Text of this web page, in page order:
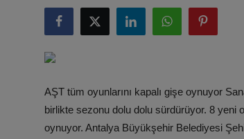
AŞT tüm oyunlarını kapalı gişe oynuyor
birlikte sezonu dolu dolu sürdürüyor. 8 yeni
oynuyor. Antalya Büyükşehir Belediyesi